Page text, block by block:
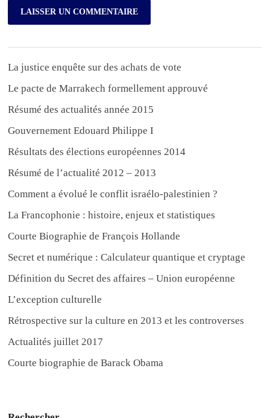
La justice enquête sur des achats de vote
Le pacte de Marrakech formellement approuvé
Résumé des actualités année 2015
Gouvernement Edouard Philippe I
Résultats des élections européennes 2014
Résumé de l’actualité 2012 – 2013
Comment a évolué le conflit israélo-palestinien ?
La Francophonie : histoire, enjeux et statistiques
Courte Biographie de François Hollande
Secret et numérique : Calculateur quantique et cryptage
Définition du Secret des affaires – Union européenne
L’exception culturelle
Rétrospective sur la culture en 2013 et les controverses
Actualités juillet 2017
Courte biographie de Barack Obama